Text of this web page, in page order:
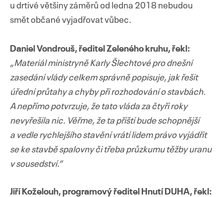
u drtivé většiny záměrů od ledna 2018 nebudou
smět občané vyjadřovat vůbec.
Daniel Vondrouš, ředitel Zeleného kruhu, řekl:
„Materiál ministryně Karly Šlechtové pro dnešní
zasedání vlády celkem správně popisuje, jak řešit
úřední průtahy a chyby při rozhodování o stavbách.
A nepřímo potvrzuje, že tato vláda za čtyři roky
nevyřešila nic. Věřme, že ta příští bude schopnější
a vedle rychlejšího stavění vrátí lidem právo vyjádřit
se ke stavbě spalovny či třeba průzkumu těžby uranu
v sousedství.”
Jiří Koželouh, programový ředitel Hnutí DUHA, řekl: